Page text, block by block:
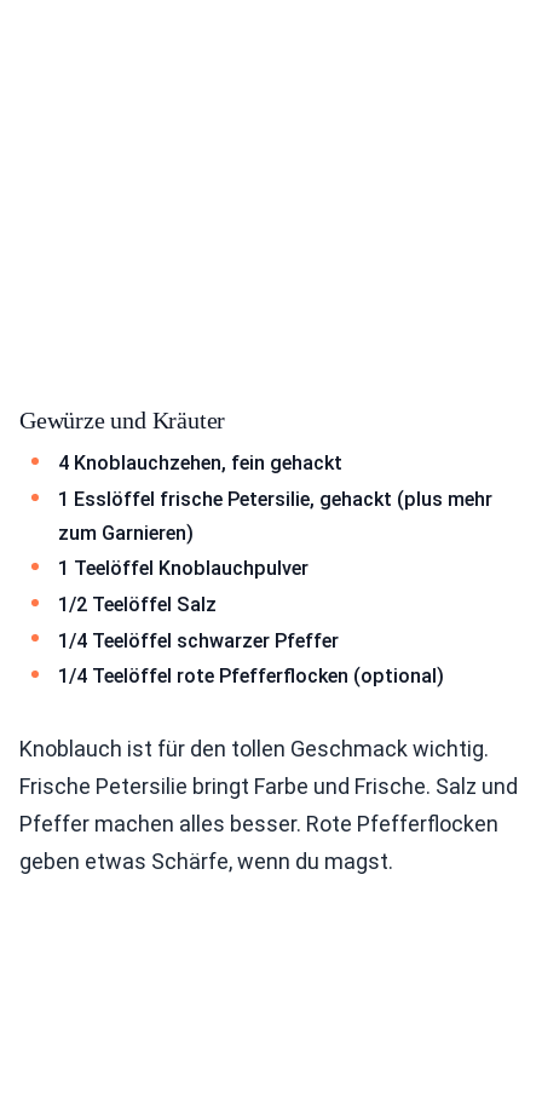
Gewürze und Kräuter
4 Knoblauchzehen, fein gehackt
1 Esslöffel frische Petersilie, gehackt (plus mehr
zum Garnieren)
1 Teelöffel Knoblauchpulver
1/2 Teelöffel Salz
1/4 Teelöffel schwarzer Pfeffer
1/4 Teelöffel rote Pfefferflocken (optional)
Knoblauch ist für den tollen Geschmack wichtig.
Frische Petersilie bringt Farbe und Frische. Salz und
Pfeffer machen alles besser. Rote Pfefferflocken
geben etwas Schärfe, wenn du magst.